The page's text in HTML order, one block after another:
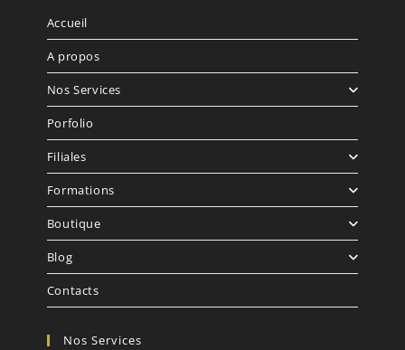
Accueil
A propos
Nos Services
Porfolio
Filiales
Formations
Boutique
Blog
Contacts
Nos Services